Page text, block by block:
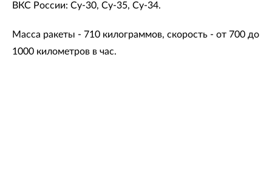
ВКС России: Су-30, Су-35, Су-34.
Масса ракеты - 710 килограммов, скорость - от 700 до
1000 километров в час.